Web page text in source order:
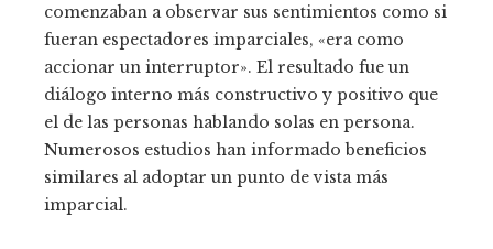
comenzaban a observar sus sentimientos como si
fueran espectadores imparciales, «era como
accionar un interruptor». El resultado fue un
diálogo interno más constructivo y positivo que
el de las personas hablando solas en persona.
Numerosos estudios han informado beneficios
similares al adoptar un punto de vista más
imparcial.